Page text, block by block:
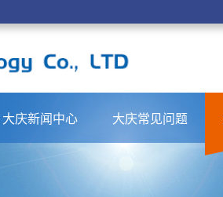
大庆新闻中心 大庆常见问题